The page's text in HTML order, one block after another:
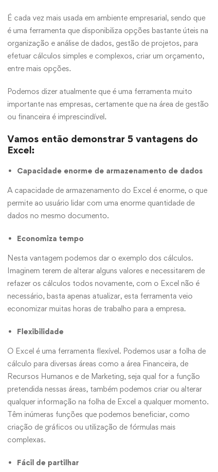
É cada vez mais usada em ambiente empresarial, sendo que
é uma ferramenta que disponibiliza opções bastante úteis na
organização e análise de dados, gestão de projetos, para
efetuar cálculos simples e complexos, criar um orçamento,
entre mais opções.
Podemos dizer atualmente que é uma ferramenta muito
importante nas empresas, certamente que na área de gestão
ou financeira é imprescindível.
Vamos então demonstrar 5 vantagens do
Excel:
Capacidade enorme de armazenamento de dados
A capacidade de armazenamento do Excel é enorme, o que
permite ao usuário lidar com uma enorme quantidade de
dados no mesmo documento.
Economiza tempo
Nesta vantagem podemos dar o exemplo dos cálculos.
Imaginem terem de alterar alguns valores e necessitarem de
refazer os cálculos todos novamente, com o Excel não é
necessário, basta apenas atualizar, esta ferramenta veio
economizar muitas horas de trabalho para a empresa.
Flexibilidade
O Excel é uma ferramenta flexível. Podemos usar a folha de
cálculo para diversas áreas como a área Financeira, de
Recursos Humanos e de Marketing, seja qual for a função
pretendida nessas áreas, também podemos criar ou alterar
qualquer informação na folha de Excel a qualquer momento.
Têm inúmeras funções que podemos beneficiar, como
criação de gráficos ou utilização de fórmulas mais
complexas.
Fácil de partilhar